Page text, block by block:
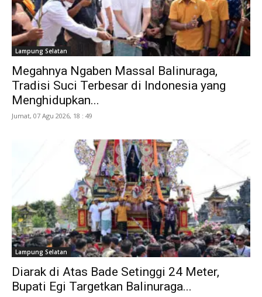
Lampung Selatan
Megahnya Ngaben Massal Balinuraga,
Tradisi Suci Terbesar di Indonesia yang
Menghidupkan...
Jumat, 07 Agu 2026, 18 : 49
Lampung Selatan
Diarak di Atas Bade Setinggi 24 Meter,
Bupati Egi Targetkan Balinuraga...